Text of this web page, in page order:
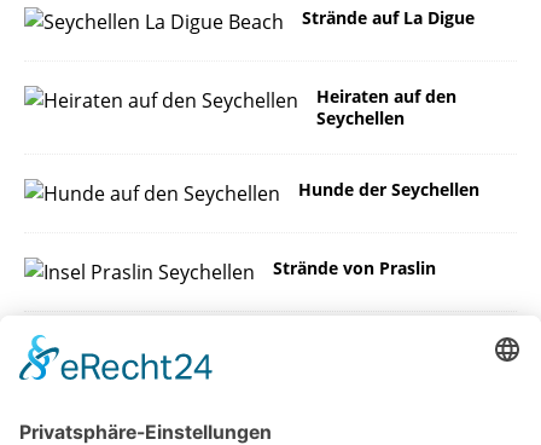
Strände auf La Digue
Heiraten auf den
Seychellen
Hunde der Seychellen
Strände von Praslin
Insel Mahe